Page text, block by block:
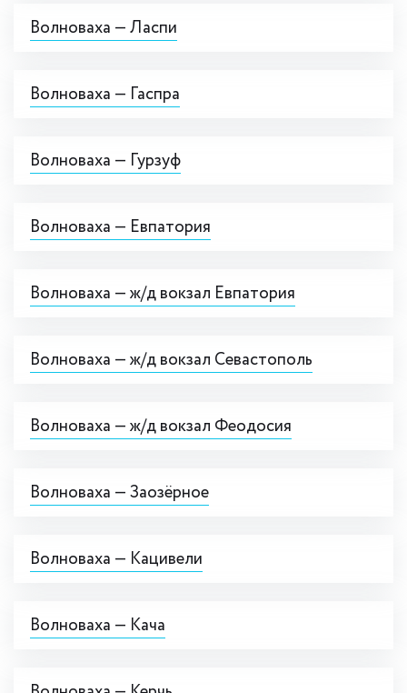
Волноваха — Ласпи
Волноваха — Гаспра
Волноваха — Гурзуф
Волноваха — Евпатория
Волноваха — ж/д вокзал Евпатория
Волноваха — ж/д вокзал Севастополь
Волноваха — ж/д вокзал Феодосия
Волноваха — Заозёрное
Волноваха — Кацивели
Волноваха — Кача